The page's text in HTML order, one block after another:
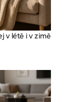
v létě i v zimě